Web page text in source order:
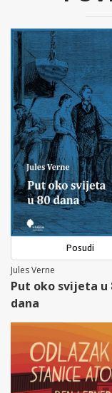
Posudi
Jules Verne
Put oko svijeta u
dana